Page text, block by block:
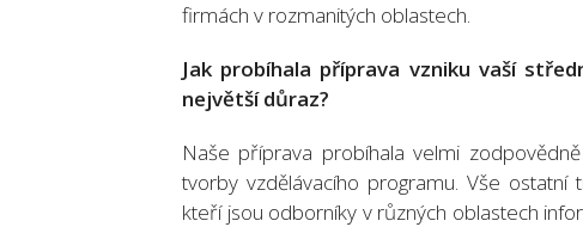
firmách v rozmanitých oblastech.
Jak probíhala příprava vzniku vaší
největší důraz?
Naše příprava probíhala velmi
tvorby vzdělávacího programu. Vše
kteří jsou odborníky v různých oblastech